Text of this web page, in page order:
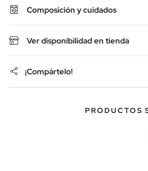
Composición y cuidados
Ver disponibilidad en tienda
¡Compártelo!
PRODUCTOS